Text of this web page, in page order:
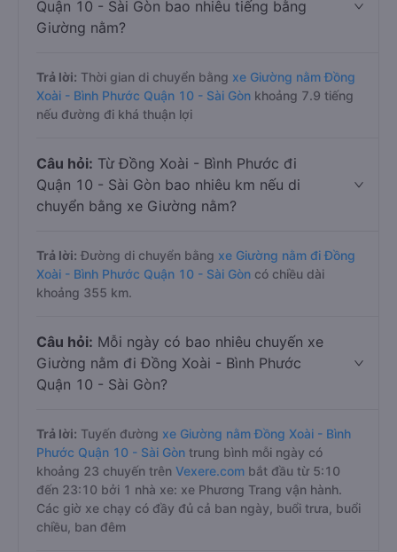
Quận 10 - Sài Gòn bao nhiêu tiếng bằng
Giường nằm?
Trả lời: Thời gian di chuyển bằng xe Giường nằm Đồng
Xoài - Bình Phước Quận 10 - Sài Gòn khoảng 7.9 tiếng
nếu đường đi khá thuận lợi
Câu hỏi: Từ Đồng Xoài - Bình Phước đi
Quận 10 - Sài Gòn bao nhiêu km nếu di
chuyển bằng xe Giường nằm?
Trả lời: Đường di chuyển bằng xe Giường nằm đi Đồng
Xoài - Bình Phước Quận 10 - Sài Gòn có chiều dài
khoảng 355 km.
Câu hỏi: Mỗi ngày có bao nhiêu chuyến xe
Giường nằm đi Đồng Xoài - Bình Phước
Quận 10 - Sài Gòn?
Trả lời: Tuyến đường xe Giường nằm Đồng Xoài - Bình
Phước Quận 10 - Sài Gòn trung bình mỗi ngày có
khoảng 23 chuyến trên Vexere.com bắt đầu từ 5:10
đến 23:10 bởi 1 nhà xe: xe Phương Trang vận hành.
Các giờ xe chạy có đầy đủ cả ban ngày, buổi trưa, buổi
chiều, ban đêm